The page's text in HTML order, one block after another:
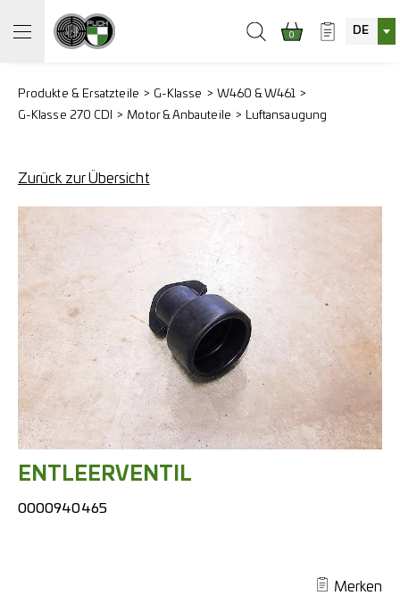
0 DE
Produkte & Ersatzteile G-Klasse
W460 & W461
G-Klasse 270 CDI
Motor & Anbauteile Luftansaugung
Zurück zur Übersicht
ENTLEERVENTIL
0000940465
Merken